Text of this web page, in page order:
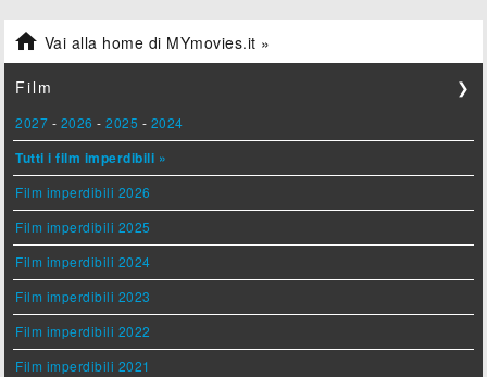
 Vai alla home di MYmovies.it »
Film ❯
2027 - 2026 -2025 - 2024
Tutti i film imperdibili »
Film imperdibili 2026
Film imperdibili 2025
Film imperdibili 2024
Film imperdibili 2023
Film imperdibili 2022
Film imperdibili 2021